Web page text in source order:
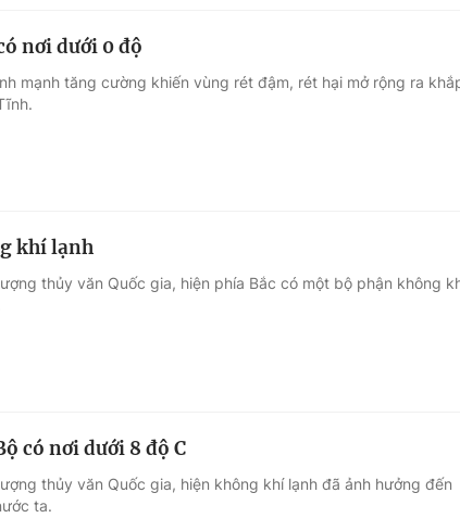
nơi dưới 0 độ
mạnh tăng cường khiến vùng rét đậm, rét hại mở rộng ra
khí lạnh
thủy văn Quốc gia, hiện phía Bắc có một bộ phận không
có nơi dưới 8 độ C
thủy văn Quốc gia, hiện không khí lạnh đã ảnh hưởng đến
ta.